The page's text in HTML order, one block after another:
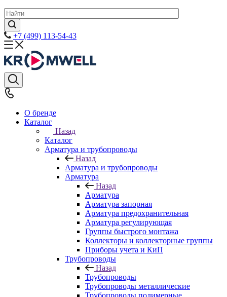
+7 (499) 113-54-43
О бренде
Каталог
Назад
Каталог
Арматура и трубопроводы
Назад
Арматура и трубопроводы
Арматура
Назад
Арматура
Арматура запорная
Арматура предохранительная
Арматура регулирующая
Группы быстрого монтажа
Коллекторы и коллекторные группы
Приборы учета и КиП
Трубопроводы
Назад
Трубопроводы
Трубопроводы металлические